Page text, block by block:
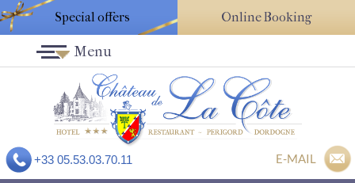
Special offers Online Booking
+33 05.53.03.70.11 E-MAIL
Menu